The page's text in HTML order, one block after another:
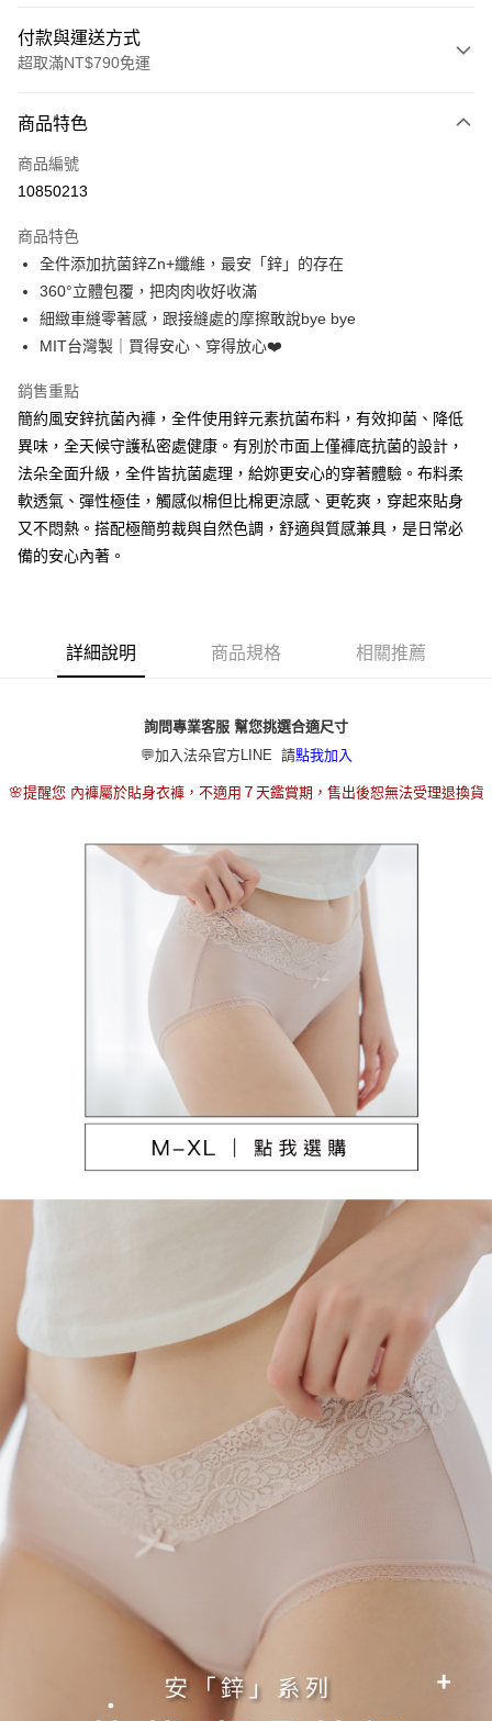
付款與運送方式
超取滿NT$790免運
信用卡一次付款
超商取貨付款
Apple Pay
街口支付
悠遊付
大哥付你分期
相關說明
1.本服務由台灣大哥大提供，台灣大哥大用戶可立即使用無須另外申請。
2.付款方式選擇「大哥付你分期」，訂單成立後會自動跳轉到大哥付的交易
流程，驗證手機門號後，選擇欲分期的期數、繳款截止日，確認付款後即完
成交易。
3.實際核准額度、可分期數及費用金額請依後續交易確認頁面所載為準。
4.訂單成立30分鐘內，如未前往確認交易或遇審核未通過，訂單將自動取
醒簡訊。
1.本服務係由「台灣大哥大股份有限公司」（以下簡稱本公司）所提供，讓
買賣價金債權讓與本公司後，依約使用本公司帳單繳交帳款。
由本公司與您本人進行分期帳單所需資料之確認、核對及更正。
3.完整用戶服務條款，請詳閱以下連結：
https://oppay.tw/userRule
ATM付款
運送方式
全家取貨付款
每筆NT$80，滿NT$790(含以上)免運費
【不提供萊爾富取貨付款】
【不提供萊爾富取貨】
每筆NT$80，滿NT$790(含以上)免運費
每筆NT$80，滿NT$790(含以上)免運費
本島宅配（ 偏遠地區約需3-5工作天）
每筆NT$100，滿NT$890(含以上)免運費
商品特色
商品編號
10850213
商品特色
全件添加抗菌鋅Zn+纖維，最安「鋅」的存在
360°立體包覆，把肉肉收好收滿
細緻車縫零著感，跟接縫處的摩擦敢說bye bye
MIT台灣製｜買得安心、穿得放心❤️
銷售重點
簡約風安鋅抗菌內褲，全件使用鋅元素抗菌布料，有效抑菌、降低
異味，全天候守護私密處健康。有別於市面上僅褲底抗菌的設計，
法朵全面升級，全件皆抗菌處理，給妳更安心的穿著體驗。布料柔
軟透氣、彈性極佳，觸感似棉但比棉更涼感、更乾爽，穿起來貼身
又不悶熱。搭配極簡剪裁與自然色調，舒適與質感兼具，是日常必
備的安心內著。
詳細說明 商品規格 相關推薦
詢問專業客服 幫您挑選合適尺寸
💬加入法朵官方LINE 請點我加入
🌸提醒您 內褲屬於貼身衣褲，不適用７天鑑賞期，售出後恕無法受理退換貨